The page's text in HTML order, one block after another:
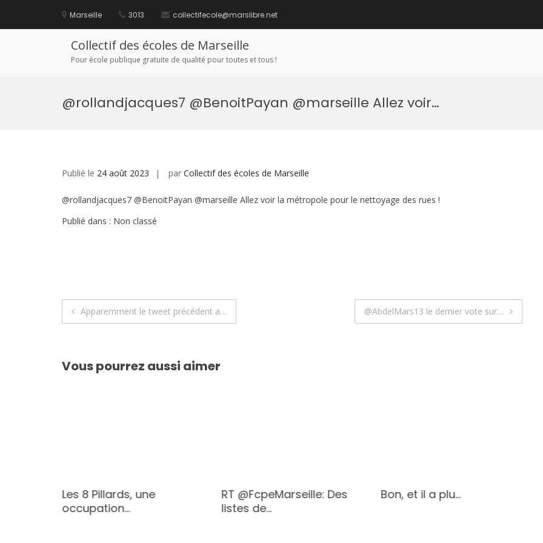
contenu
Marseille 3013 collectifecole@marslibre.net
Collectif des écoles de Marseille
Pour école publique gratuite de qualité pour toutes et tous !
@rollandjacques7 @BenoitPayan @marseille Allez voir…
Publié le 24 août 2023 par Collectif des écoles de Marseille
@rollandjacques7 @BenoitPayan @marseille Allez voir la métropole pour le nettoyage des rues !
Publié dans : Non classé
Navigation
l’article
Apparemment le tweet précédent a… @AbdelMars13 le dernier vote sur…
Vous pourrez aussi aimer
Les 8 Pillards, une
occupation…
RT @FcpeMarseille: Des
listes de…
Bon, et il a plu…